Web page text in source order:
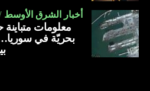
أخبار الشرق الأوسط
معلومات متباينة
بحريّة في سوريا…